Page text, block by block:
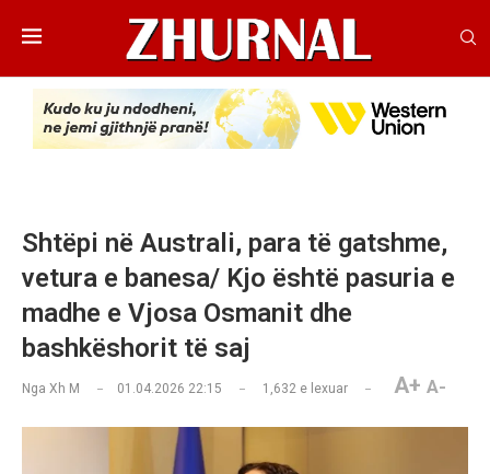
Shtëpi në Australi, para të gatshme,
vetura e banesa/ Kjo është pasuria e
madhe e Vjosa Osmanit dhe
bashkëshorit të saj
Nga Xh M 01.04.2026 22:15 1,632 e lexuar A+ A-